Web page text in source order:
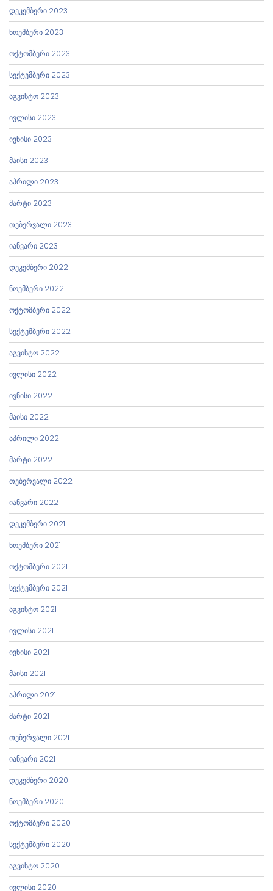
დეკემბერი 2023
ნოემბერი 2023
ოქტომბერი 2023
სექტემბერი 2023
აგვისტო 2023
ივლისი 2023
ივნისი 2023
მაისი 2023
აპრილი 2023
მარტი 2023
თებერვალი 2023
იანვარი 2023
დეკემბერი 2022
ნოემბერი 2022
ოქტომბერი 2022
სექტემბერი 2022
აგვისტო 2022
ივლისი 2022
ივნისი 2022
მაისი 2022
აპრილი 2022
მარტი 2022
თებერვალი 2022
იანვარი 2022
დეკემბერი 2021
ნოემბერი 2021
ოქტომბერი 2021
სექტემბერი 2021
აგვისტო 2021
ივლისი 2021
ივნისი 2021
მაისი 2021
აპრილი 2021
მარტი 2021
თებერვალი 2021
იანვარი 2021
დეკემბერი 2020
ნოემბერი 2020
ოქტომბერი 2020
სექტემბერი 2020
აგვისტო 2020
ივლისი 2020